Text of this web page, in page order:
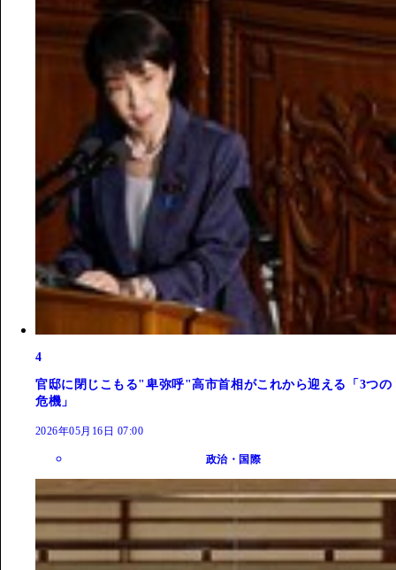
4
官邸に閉じこもる"卑弥呼"高市首相がこれから迎える「3つの
危機」
2026年05月16日 07:00
政治・国際